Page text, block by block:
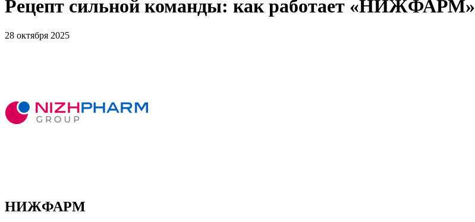
Рецепт сильной команды: как работает «НИЖФАРМ»
28 октября 2025
НИЖФАРМ